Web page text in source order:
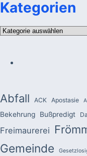
Kategorien
Kategorien
Abfall ACK Apostasie
Bekehrung Bußpredigt
Freimaurerei
Gemeinde